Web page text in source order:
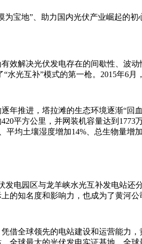
为宝地”、助力国内光伏产业崛起的
效解决光伏发电存在的间歇性、波
水光互补”模式的第一枪。2015年6
年推进，塔拉滩的生态环境逐渐“
平方公里，并网装机容量达到
平均土壤湿度增加14%、总生物量增
发电园区与龙羊峡水光互补发电站
的知名度和影响力，也成为了黄河公
借全球领先的电站建设和运营能力
全球最大的光伏发电实证基地、全